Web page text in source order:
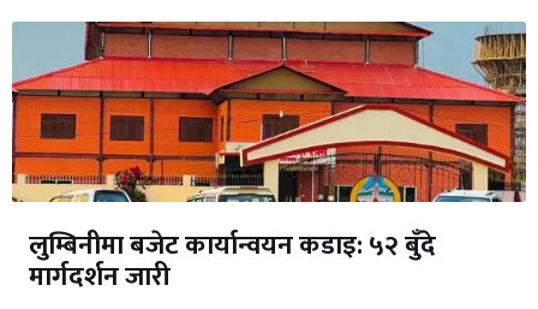
लुम्बिनीमा बजेट कार्यान्वयन कडाइ: ५२ बुँदे
मार्गदर्शन जारी